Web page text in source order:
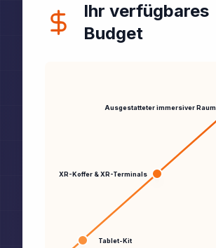
Ihr verfügbares
Budget
Tablet-Kit
XR-Koffer & XR-Terminals
Ausgestatteter immersiver Raum